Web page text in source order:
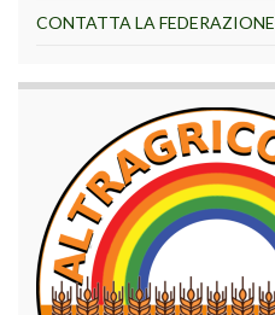
CONTATTA LA FEDERAZIONE